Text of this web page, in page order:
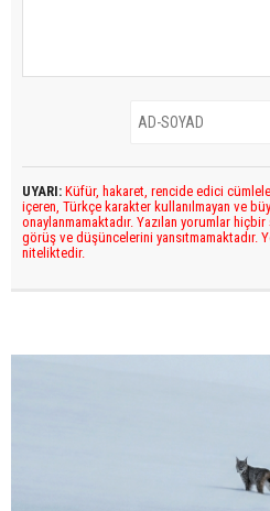
UYARI: Küfür, hakaret, rencide edici
içeren, Türkçe karakter kullanılmayan ve
onaylanmamaktadır. Yazılan yorumlar
görüş ve düşüncelerini yansıtmamaktadır.
niteliktedir.